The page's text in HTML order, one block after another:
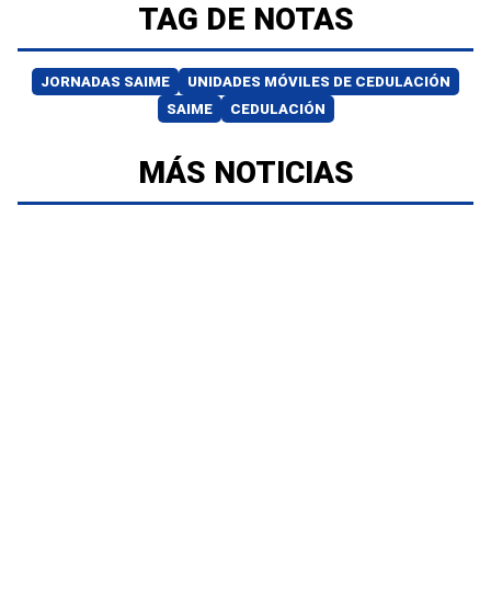
TAG DE NOTAS
JORNADAS SAIME
UNIDADES MÓVILES DE CEDULACIÓN
SAIME
CEDULACIÓN
MÁS NOTICIAS